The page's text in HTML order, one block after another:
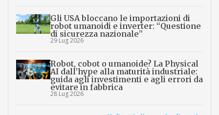
Gli USA bloccano le importazioni di
robot umanoidi e inverter: “Questione
di sicurezza nazionale”
29 Lug 2026
Robot, cobot o umanoide? La Physical
AI dall’hype alla maturità industriale:
guida agli investimenti e agli errori da
evitare in fabbrica
28 Lug 2026